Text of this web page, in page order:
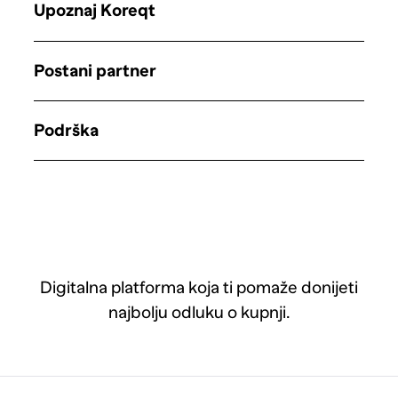
Digitalna platforma koja ti pomaže donijeti
najbolju odluku o kupnji.
Upoznaj Koreqt
Postani partner
Podrška